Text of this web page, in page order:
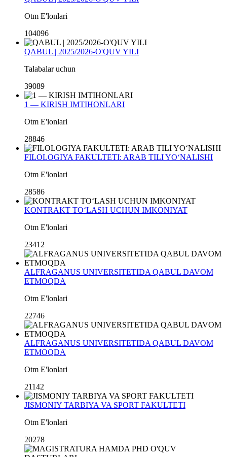
Otm E'lonlari
104096
QABUL | 2025/2026-O'QUV YILI
Talabalar uchun
39089
1 — KIRISH IMTIHONLARI
Otm E'lonlari
28846
FILOLOGIYA FAKULTETI: ARAB TILI YO‘NALISHI
Otm E'lonlari
28586
KONTRAKT TO‘LASH UCHUN IMKONIYAT
Otm E'lonlari
23412
ALFRAGANUS UNIVERSITETIDA QABUL DAVOM
ETMOQDA
Otm E'lonlari
22746
ALFRAGANUS UNIVERSITETIDA QABUL DAVOM
ETMOQDA
Otm E'lonlari
21142
JISMONIY TARBIYA VA SPORT FAKULTETI
Otm E'lonlari
20278